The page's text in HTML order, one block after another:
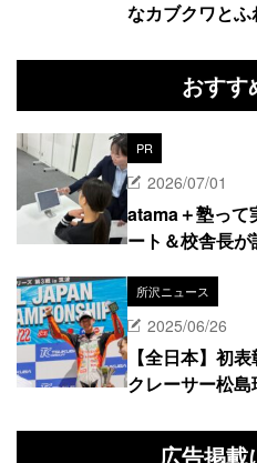
なカブクワとふ
おすす
PR
2026/07/01
atama＋塾って
ート＆校舎長
所沢ニュース
2025/06/26
【全日本】初
クレーサー松
広告掲載